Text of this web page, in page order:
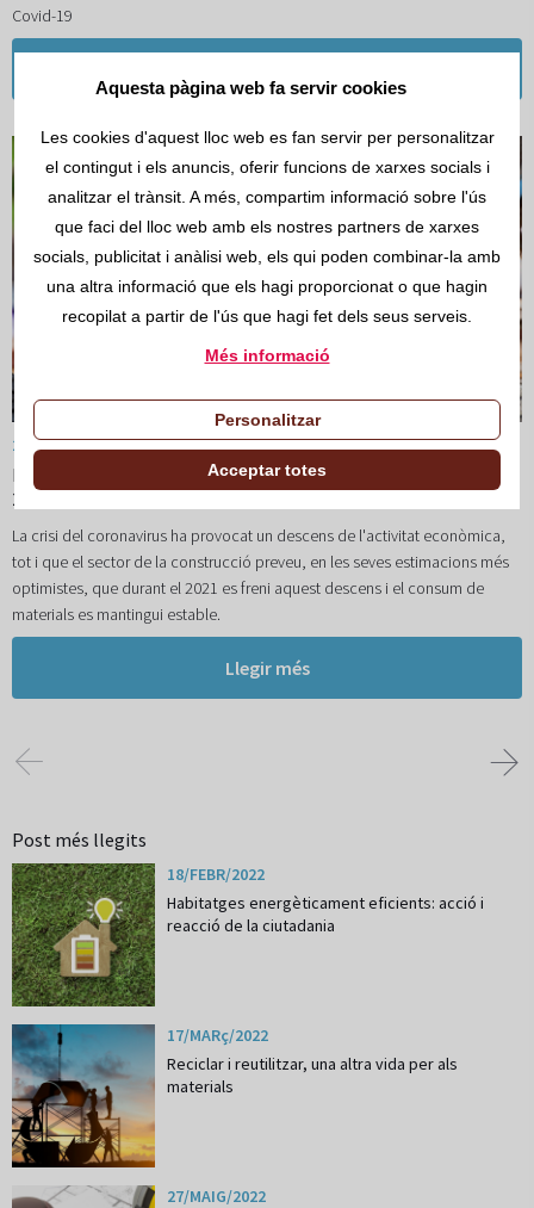
Covid-19
25/GEN/2021
El consum de ciment va caure el 2020 i es mantindrà estable el
2021
La crisi del coronavirus ha provocat un descens de l'activitat econòmica,
tot i que el sector de la construcció preveu, en les seves estimacions més
optimistes, que durant el 2021 es freni aquest descens i el consum de
materials es mantingui estable.
Llegir més
Post més llegits
18/FEBR/2022
Habitatges energèticament eficients: acció i
reacció de la ciutadania
17/MARç/2022
Reciclar i reutilitzar, una altra vida per als
materials
27/MAIG/2022
Aquesta pàgina web fa servir cookies
Les cookies d'aquest lloc web es fan servir per personalitzar
el contingut i els anuncis, oferir funcions de xarxes socials i
analitzar el trànsit. A més, compartim informació sobre l'ús
que faci del lloc web amb els nostres partners de xarxes
socials, publicitat i anàlisi web, els qui poden combinar-la amb
una altra informació que els hagi proporcionat o que hagin
recopilat a partir de l'ús que hagi fet dels seus serveis.
Més informació
Personalitzar
Acceptar totes